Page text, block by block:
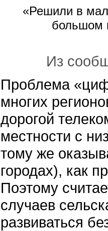
«Решили в
большом
Из
Проблема
многих
дорогой
местности с
тому же
городах), как
Поэтому
случаев
развиваться